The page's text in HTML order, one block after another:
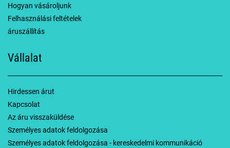
Hogyan vásároljunk
Felhasználási feltételek
áruszállítás
Vállalat
Hirdessen árut
Kapcsolat
Az áru visszaküldése
Személyes adatok feldolgozása
Személyes adatok feldolgozása - kereskedelmi kommunikáció